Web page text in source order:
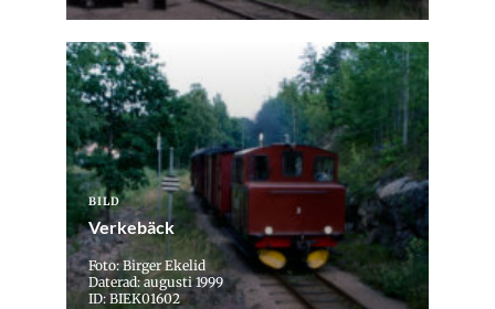
BILD
Verkebäck
Foto: Birger Ekelid
Daterad: augusti 1999
ID: BIEK01602